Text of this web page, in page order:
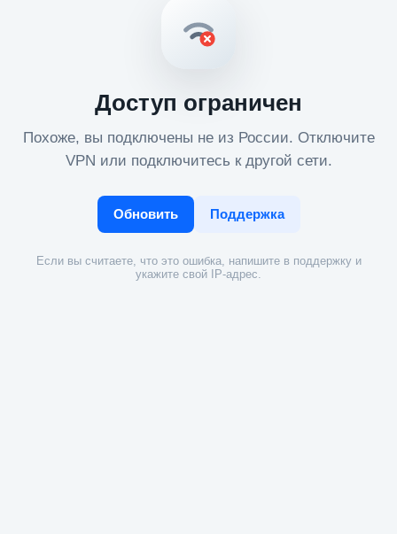
Доступ ограничен
Похоже, вы подключены не из России. Отключите
VPN или подключитесь к другой сети.
Обновить Поддержка
Если вы считаете, что это ошибка, напишите в поддержку и
укажите свой IP-адрес.